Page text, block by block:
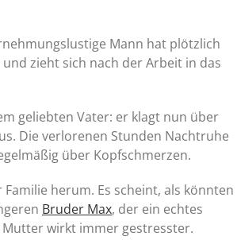
Mann hat plötzlich
zieht sich nach der Arbeit in das
geliebten Vater: er klagt nun über
Die verlorenen Stunden Nachtruhe
über Kopfschmerzen.
herum. Es scheint, als könnten
Bruder Max, der ein echtes
wirkt immer gestresster.